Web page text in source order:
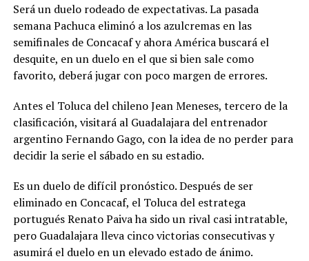
Será un duelo rodeado de expectativas. La pasada
semana Pachuca eliminó a los azulcremas en las
semifinales de Concacaf y ahora América buscará el
desquite, en un duelo en el que si bien sale como
favorito, deberá jugar con poco margen de errores.
Antes el Toluca del chileno Jean Meneses, tercero de la
clasificación, visitará al Guadalajara del entrenador
argentino Fernando Gago, con la idea de no perder para
decidir la serie el sábado en su estadio.
Es un duelo de difícil pronóstico. Después de ser
eliminado en Concacaf, el Toluca del estratega
portugués Renato Paiva ha sido un rival casi intratable,
pero Guadalajara lleva cinco victorias consecutivas y
asumirá el duelo en un elevado estado de ánimo.